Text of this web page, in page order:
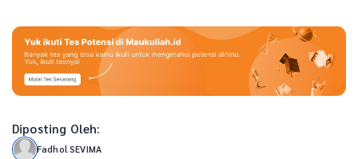
Diposting Oleh:
Fadhol SEVIMA